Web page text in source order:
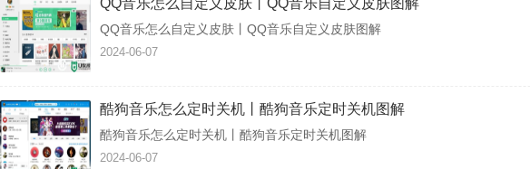
QQ音乐怎么自定义皮肤丨QQ音乐自定义皮肤图解
QQ音乐怎么自定义皮肤丨QQ音乐自定义皮肤图解
2024-06-07
酷狗音乐怎么定时关机丨酷狗音乐定时关机图解
酷狗音乐怎么定时关机丨酷狗音乐定时关机图解
2024-06-07